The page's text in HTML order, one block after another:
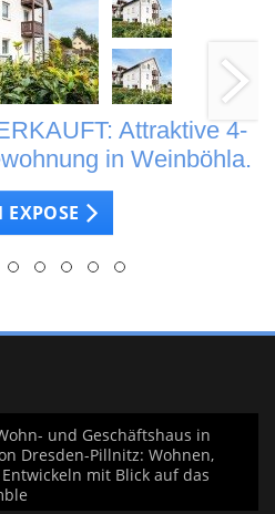
Attraktive 4-
in Weinböhla.
EXPOSE
und Geschäftshaus in
Dresden-Pillnitz: Wohnen,
mit Blick auf das